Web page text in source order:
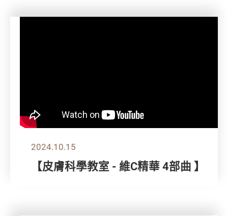
2024.10.15
【皮膚科學教室 - 維C精華 4部曲 】